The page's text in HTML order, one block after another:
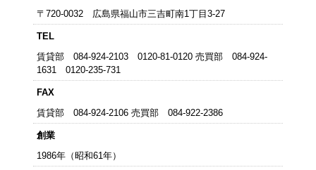
〒720-0032 広島県福山市三吉町南1丁目3-27
TEL
賃貸部 084-924-2103 0120-81-0120 売買部 084-924-
1631 0120-235-731
FAX
賃貸部 084-924-2106 売買部 084-922-2386
創業
1986年（昭和61年）